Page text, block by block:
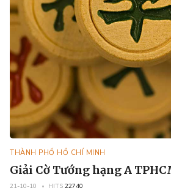
THÀNH PHỐ HỒ CHÍ MINH
Giải Cờ Tướng hạng A
21-10-10 HITS 22740